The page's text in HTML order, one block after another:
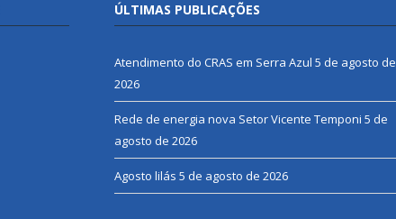
ÚLTIMAS PUBLICAÇÕES
Atendimento do CRAS em Serra Azul 5 de agosto de
2026
Rede de energia nova Setor Vicente Temponi 5 de
agosto de 2026
Agosto lilás 5 de agosto de 2026